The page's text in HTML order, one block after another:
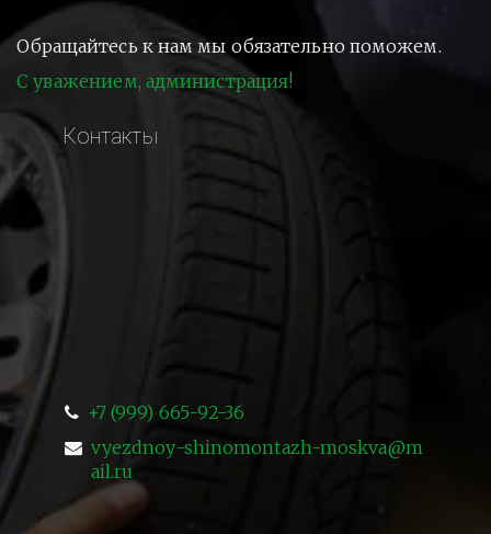
Обращайтесь к нам мы обязательно поможем.
С уважением, администрация!
Контакты
+7 (999) 665-92-36
vyezdnoy-shinomontazh-moskva@m
ail.ru